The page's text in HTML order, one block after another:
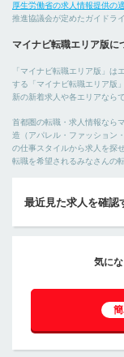
厚生労働省の求人情報提供の
推進協議会が定めたガイドラ
マイナビ転職エリア版に
「マイナビ転職エリア版」は
する「マイナビ転職エリア版
新の新着求人や各エリアなら
首都圏の転職・求人情報なら
造（アパレル・ファッション
の仕事スタイルから求人を探
転職を希望されるみなさんの
最近見た求人を確認
気に